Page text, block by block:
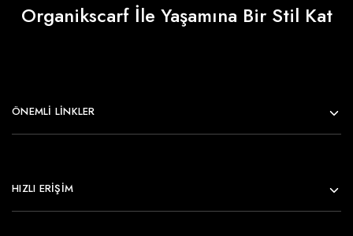
Organikscarf İle Yaşamına Bir Stil Kat
ÖNEMLI LINKLER
HIZLI ERİŞİM